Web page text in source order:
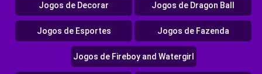
Jogos de Decorar Jogos de Dragon Ball
Jogos de Esportes Jogos de Fazenda
Jogos de Fireboy and Watergirl